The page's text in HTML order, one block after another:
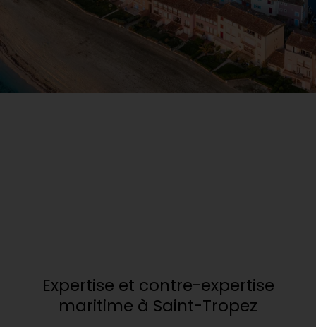
Expertise et contre-expertise
maritime à Saint-Tropez